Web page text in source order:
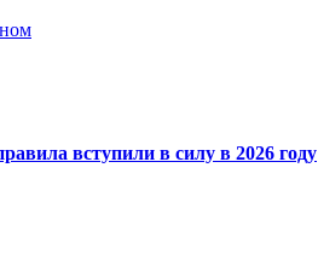
вступили в силу в 2026 году